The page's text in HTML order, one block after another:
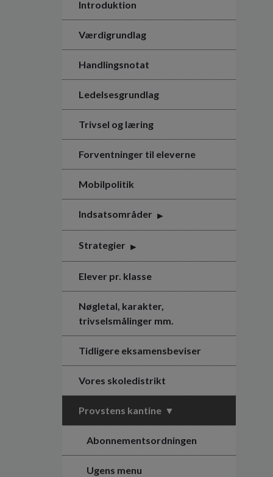
Introduktion
Værdigrundlag
Handlingsnotat
Ledelsesgrundlag
Trivsel og læring
Forventninger til eleverne
Mobilpolitik
Indsatsområder
Strategier
Elever pr. klasse
Nøgletal, karakter,
trivselsmålinger mm.
Tidligere eksamensbeviser
Vores skoledistrikt
Provstens kantine
Abonnementsordningen
Ugens menu